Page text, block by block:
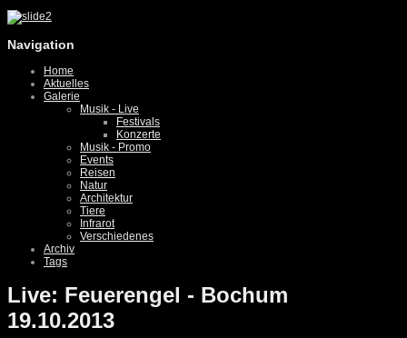
Navigation
Home
Aktuelles
Galerie
Musik - Live
Festivals
Konzerte
Musik - Promo
Events
Reisen
Natur
Architektur
Tiere
Infrarot
Verschiedenes
Archiv
Tags
Live: Feuerengel - Bochum
19.10.2013